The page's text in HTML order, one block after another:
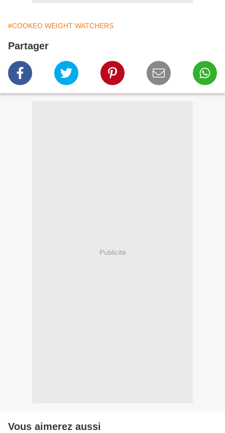
#COOKEO WEIGHT WATCHERS
Partager
Publicité
Vous aimerez aussi